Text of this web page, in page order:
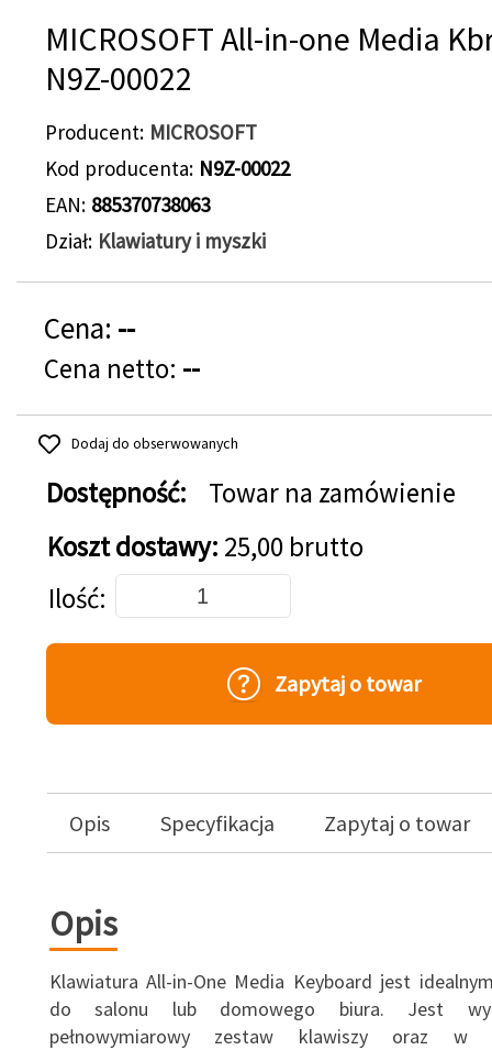
MICROSOFT All-in-one Media
N9Z-00022
Producent MICROSOFT
Kod producenta N9Z-00022
EAN 885370738063
Dział Klawiatury i myszki
Cena: --
Cena netto: --
Dodaj do obserwowanych
Dostępność:
Towar na zamówienie
Koszt dostawy: 25,00 brutto
Dodaj do koszyka
Ilość
Zapytaj o towar
Opis Specyfikacja Zapytaj o towar
Opis
Klawiatura All-in-One Media Keyboard jest
do salonu lub domowego biura. Jest
pełnowymiarowy zestaw klawiszy oraz w